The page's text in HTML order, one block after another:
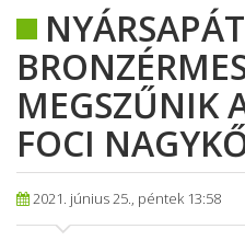
MEGSZŰNIK
FOCI
2021. június 25., péntek 13:58